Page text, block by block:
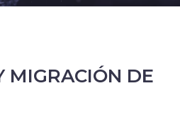
MIGRACIÓN DE